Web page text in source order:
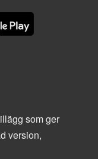
som ger
version,